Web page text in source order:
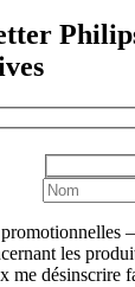
les
me désinscrire